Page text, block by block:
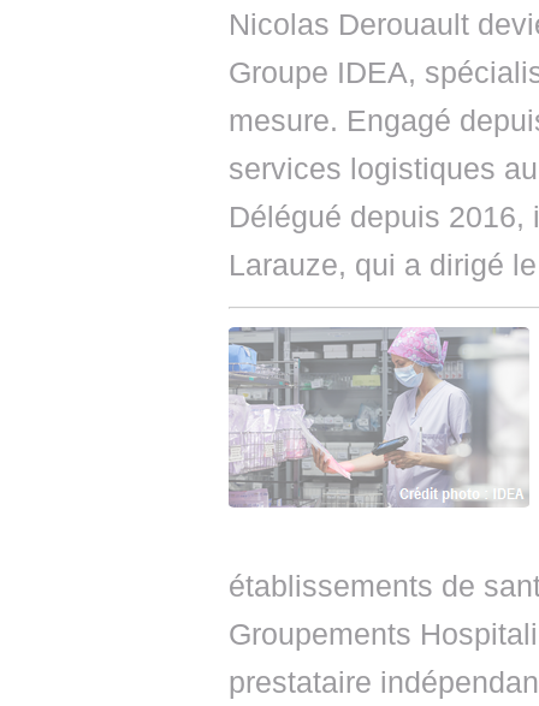
Nicolas Derouault
Groupe IDEA,
mesure. Engagé
services logistiques
Délégué depuis
Larauze, qui a dirigé
établissements de
Groupements
prestataire